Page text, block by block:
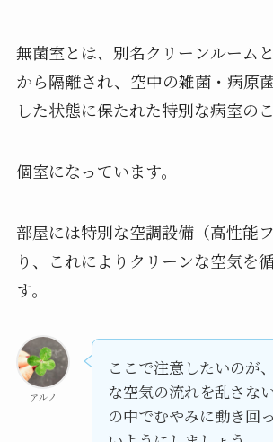
無菌室とは、別名クリーンルーム
から隔離され、空中の雑菌・病原
した状態に保たれた特別な病室のこ
個室になっています。
部屋には特別な空調設備（高性能
り、これによりクリーンな空気を
す。
アルノ
ここで注意したいのが
な空気の流れを乱さな
の中でむやみに動き回